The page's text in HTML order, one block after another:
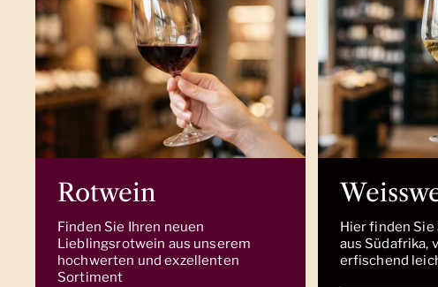
Rotwein
Finden Sie Ihren neuen
Lieblingsrotwein aus unserem
hochwerten und exzellenten
Sortiment
Hier finden
aus Südafrika,
erfischend